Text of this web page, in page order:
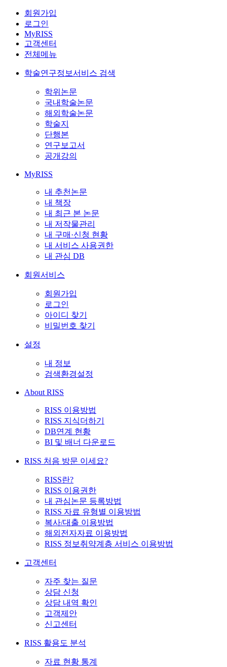
회원가입
로그인
MyRISS
고객센터
전체메뉴
학술연구정보서비스 검색
학위논문
국내학술논문
해외학술논문
학술지
단행본
연구보고서
공개강의
MyRISS
내 추천논문
내 책장
내 최근 본 논문
내 저작물관리
내 구매·신청 현황
내 서비스 사용권한
내 관심 DB
회원서비스
회원가입
로그인
아이디 찾기
비밀번호 찾기
설정
내 정보
검색환경설정
About RISS
RISS 이용방법
RISS 지식더하기
DB연계 현황
BI 및 배너 다운로드
RISS 처음 방문 이세요?
RISS란?
RISS 이용권한
내 관심논문 등록방법
RISS 자료 유형별 이용방법
복사/대출 이용방법
해외전자자료 이용방법
RISS 정보취약계층 서비스 이용방법
고객센터
자주 찾는 질문
상담 신청
상담 내역 확인
고객제안
신고센터
RISS 활용도 분석
자료 현황 통계